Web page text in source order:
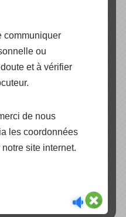
communiquer
ou
et à vérifier
de nous
les coordonnées
site internet.